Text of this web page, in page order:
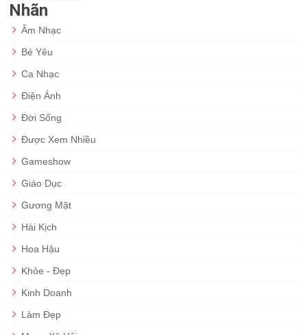
Nhãn
Âm Nhạc
Bé Yêu
Ca Nhạc
Điện Ảnh
Đời Sống
Được Xem Nhiều
Gameshow
Giáo Dục
Gương Mặt
Hài Kịch
Hoa Hậu
Khỏe - Đẹp
Kinh Doanh
Làm Đẹp